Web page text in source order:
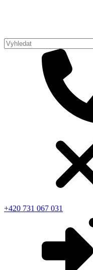
+420 731 067 031